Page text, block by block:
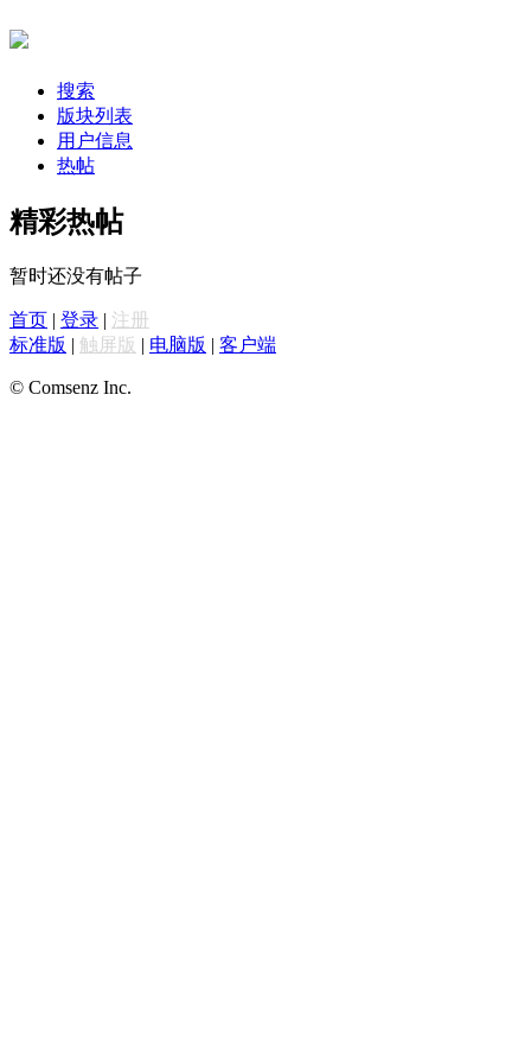
搜索
版块列表
用户信息
热帖
精彩热帖
暂时还没有帖子
首页 | 登录 | 注册
标准版 | 触屏版 | 电脑版 | 客户端
© Comsenz Inc.